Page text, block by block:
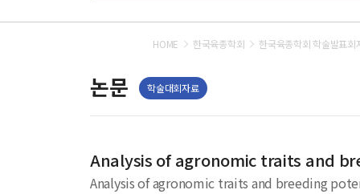
HOME 한국육종학회 한국육종학회 학술발표회
논문 학술대회자료
Analysis of agronomic traits and
Analysis of agronomic traits and breeding